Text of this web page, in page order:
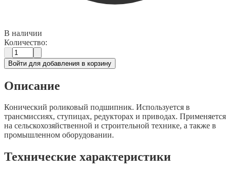
В наличии
Количество:
Войти для добавления в корзину
Описание
Конический роликовый подшипник. Используется в
трансмиссиях, ступицах, редукторах и приводах. Применяется
на сельскохозяйственной и строительной технике, а также в
промышленном оборудовании.
Технические характеристики